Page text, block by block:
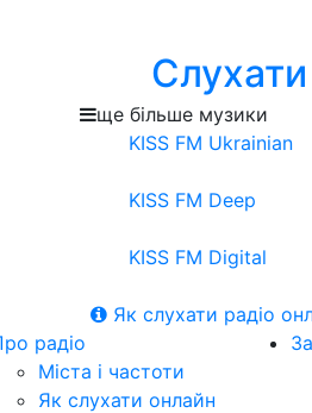
ще більше музики
KISS FM Ukrainian
KISS FM Deep
KISS FM Digital
Як слухати радіо
радіо
Міста і частоти
Як слухати онлайн